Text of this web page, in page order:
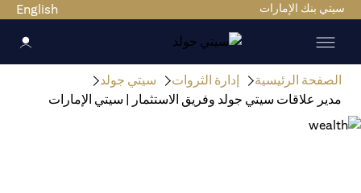
سيتي بنك الإمارات English
الصفحة الرئيسية إدارة الثروات
سيتي جولد
مدير علاقات سيتي جولد وفريق الاستثمار | سيتي الإمارات